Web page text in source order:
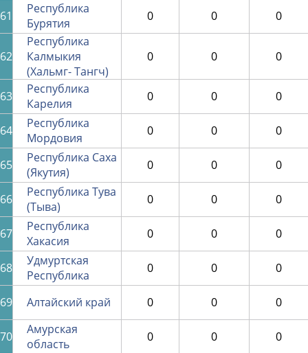
61
Республика
Бурятия
0 0 0
62
Республика
Калмыкия
(Хальмг- Тангч)
0 0 0
63
Республика
Карелия
0 0 0
64
Республика
Мордовия
0 0 0
65
Республика Саха
(Якутия)
0 0 0
66
Республика Тува
(Тыва)
0 0 0
67
Республика
Хакасия
0 0 0
68
Удмуртская
Республика
0 0 0
69 Алтайский край 0 0 0
70
Амурская
область
0 0 0